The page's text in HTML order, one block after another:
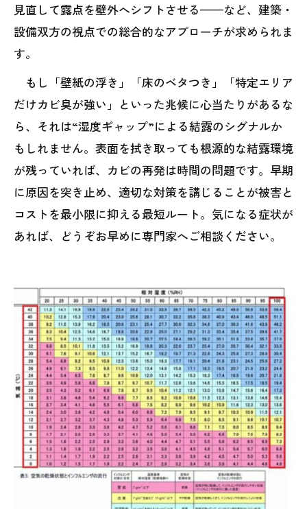
見直して露点を壁外へシフトさせる——など、建築・
設備双方の視点での総合的なアプローチが求められま
す。
もし「壁紙の浮き」「床のベタつき」「特定エリア
だけカビ臭が強い」といった兆候に心当たりがあるな
ら、それは“湿度ギャップ”による結露のシグナルか
もしれません。表面を拭き取っても根源的な結露環境
が残っていれば、カビの再発は時間の問題です。早期
に原因を突き止め、適切な対策を講じることが被害と
コストを最小限に抑える最短ルート。気になる症状が
あれば、どうぞお早めに専門家へご相談ください。